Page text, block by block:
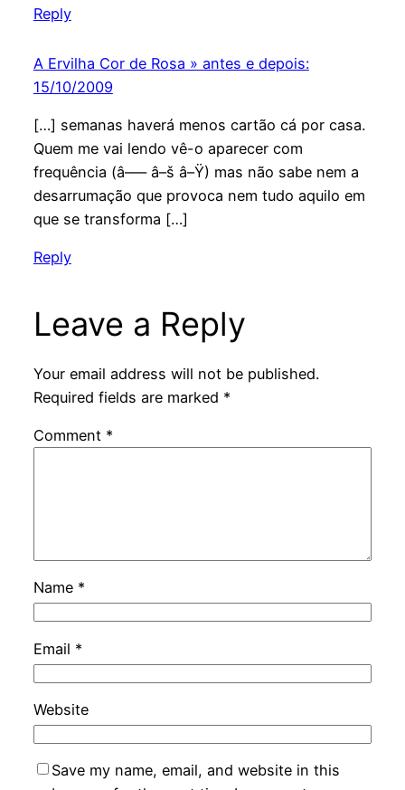
Reply
A Ervilha Cor de Rosa » antes e depois:
15/10/2009
[…] semanas haverá menos cartão cá por casa.
Quem me vai lendo vê-o aparecer com
frequência (â–— â–š â–Ÿ) mas não sabe nem a
desarrumação que provoca nem tudo aquilo em
que se transforma […]
Reply
Leave a Reply
Your email address will not be published.
Required fields are marked *
Comment *
Name *
Email *
Website
Save my name, email, and website in this